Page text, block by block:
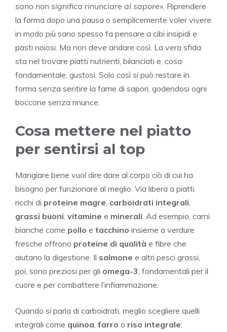
sano non significa rinunciare al sapore» . Riprendere
la forma dopo una pausa o semplicemente voler vivere
in modo più sano spesso fa pensare a cibi insipidi e
pasti noiosi. Ma non deve andare così. La vera sfida
sta nel trovare piatti nutrienti, bilanciati e, cosa
fondamentale, gustosi. Solo così si può restare in
forma senza sentire la fame di sapori, godendosi ogni
boccone senza rinunce.
Cosa mettere nel piatto
per sentirsi al top
Mangiare bene vuol dire dare al corpo ciò di cui ha
bisogno per funzionare al meglio. Via libera a piatti
ricchi di proteine magre carboidrati integrali
grassi buoni vitamine e minerali . Ad esempio, carni
bianche come pollo e tacchino insieme a verdure
fresche offrono proteine di qualità e fibre che
aiutano la digestione. Il salmone e altri pesci grassi,
poi, sono preziosi per gli omega-3 , fondamentali per il
cuore e per combattere l’infiammazione.
Quando si parla di carboidrati, meglio scegliere quelli
integrali come quinoa farro o riso integrale: